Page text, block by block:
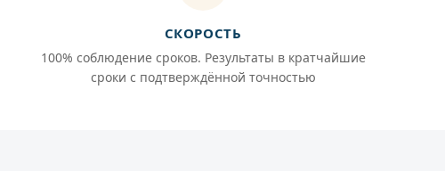
СКОРОСТЬ
100% соблюдение сроков. Результаты в кратчайшие
сроки с подтверждённой точностью